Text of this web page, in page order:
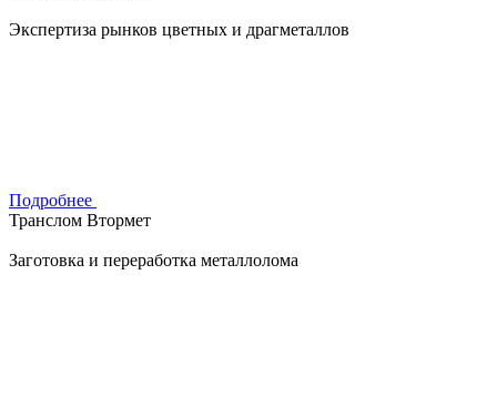
Экспертиза рынков цветных и драгметаллов
Подробнее
Транслом Втормет
Заготовка и переработка металлолома